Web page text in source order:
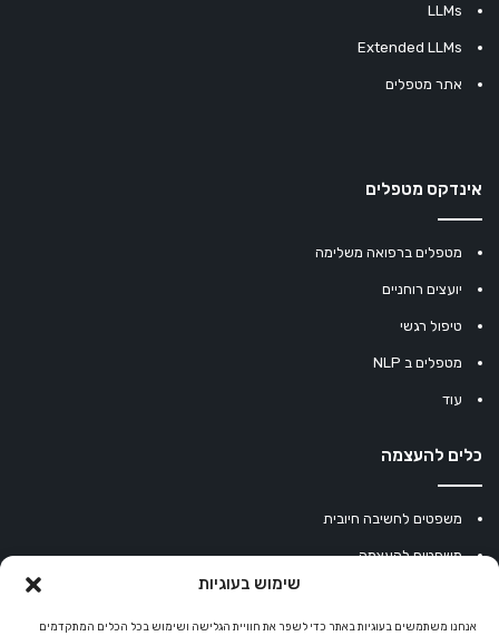
שימוש בעוגיות
אנחנו משתמשים בעוגיות באתר כדי לשפר את חוויית הגלישה ושימוש בכל הכלים המתקדמים
LLMs
Extended LLMs
אתר מטפלים
אינדקס מטפלים
מטפלים ברפואה משלימה
יועצים רוחניים
טיפול רגשי
מטפלים ב NLP
עוד
כלים להעצמה
משפטים לחשיבה חיובית
משפטים להעצמה
מחשבון נומרולוגיה